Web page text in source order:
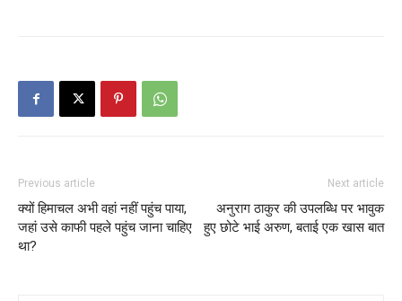
Previous article
क्यों हिमाचल अभी वहां नहीं पहुंच पाया,
जहां उसे काफी पहले पहुंच जाना चाहिए
था?
Next article
अनुराग ठाकुर की उपलब्धि पर भावुक
हुए छोटे भाई अरुण, बताई एक खास बात